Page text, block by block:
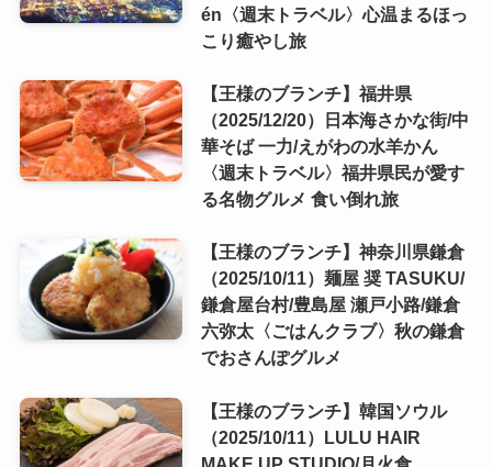
én〈週末トラベル〉心温まるほっ
こり癒やし旅
【王様のブランチ】福井県
（2025/12/20）日本海さかな街/中
華そば 一力/えがわの水羊かん
〈週末トラベル〉福井県民が愛す
る名物グルメ 食い倒れ旅
【王様のブランチ】神奈川県鎌倉
（2025/10/11）麺屋 奨 TASUKU/
鎌倉屋台村/豊島屋 瀬戸小路/鎌倉
六弥太〈ごはんクラブ〉秋の鎌倉
でおさんぽグルメ
【王様のブランチ】韓国ソウル
（2025/10/11）LULU HAIR